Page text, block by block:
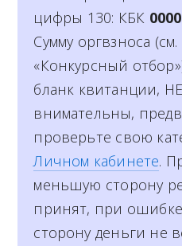
цифры 130: КБК
Сумму оргвзноса (см.
«Конкурсный
бланк квитанции,
внимательны,
проверьте свою
Личном кабинете.
меньшую сторону
принят, при
сторону деньги не